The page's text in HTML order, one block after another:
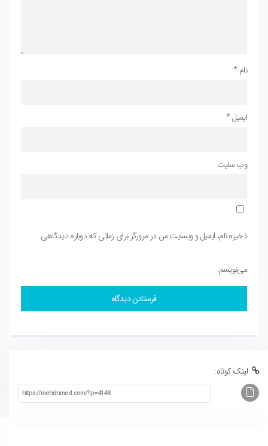
نام *
ایمیل*
وب‌ سایت
ذخیره نام، ایمیل و وبسایت من در مرورگر برای زمانی که دوباره دیدگاهی
می‌نویسم.
لینک کوتاه: